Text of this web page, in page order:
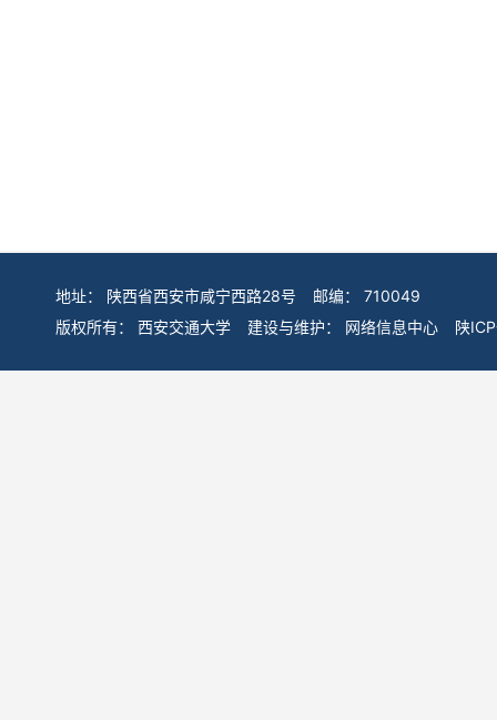
地址： 陕西省西安市咸宁西路28号 邮编：
710049
版权所有：
西安交通大学 建设与维护： 网络信息中心 陕